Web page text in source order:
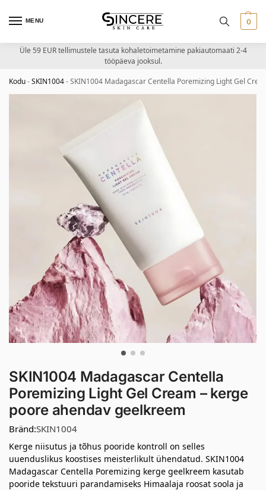
MENU 0
Üle 59 EUR tellimustele tasuta kohaletoimetamine pakiautomaati 2-4
tööpäeva jooksul.
Kodu-SKIN1004-SKIN1004 Madagascar Centella Poremizing Light Gel
SKIN1004 Madagascar Centella
Poremizing Light Gel Cream – kerge
poore ahendav geelkreem
Bränd:SKIN1004
Kerge niisutus ja tõhus pooride kontroll on selles
uuenduslikus koostises meisterlikult ühendatud. SKIN1004
Madagascar Centella Poremizing kerge geelkreem kasutab
pooride tekstuuri parandamiseks Himaalaja roosat soola ja